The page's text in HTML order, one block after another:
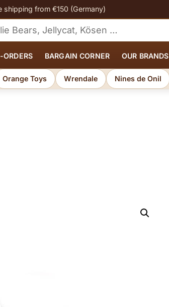
shipping from €150 (Germany)
for soft toys
ORDERS BARGAIN CORNER OUR BRANDS
Orange Toys Wrendale Nines de Onil